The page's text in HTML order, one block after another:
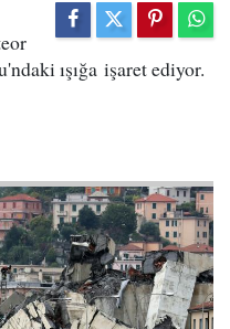
ışığa işaret ediyor.